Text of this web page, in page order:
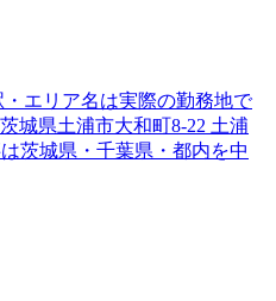
エリア名は実際の勤務地で
城県土浦市大和町8-22 土浦
茨城県・千葉県・都内を中